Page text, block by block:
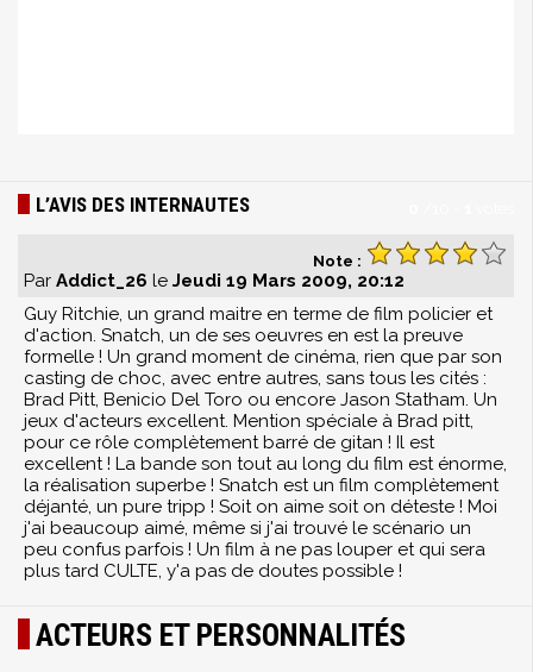
L’AVIS DES INTERNAUTES
Note :
Par Addict_26 le Jeudi 19 Mars 2009, 20:12
Guy Ritchie, un grand maitre en terme de film policier et
d'action. Snatch, un de ses oeuvres en est la preuve
formelle ! Un grand moment de cinéma, rien que par son
casting de choc, avec entre autres, sans tous les cités :
Brad Pitt, Benicio Del Toro ou encore Jason Statham. Un
jeux d'acteurs excellent. Mention spéciale à Brad pitt,
pour ce rôle complètement barré de gitan ! Il est
excellent ! La bande son tout au long du film est énorme,
la réalisation superbe ! Snatch est un film complètement
déjanté, un pure tripp ! Soit on aime soit on déteste ! Moi
j'ai beaucoup aimé, même si j'ai trouvé le scénario un
peu confus parfois ! Un film à ne pas louper et qui sera
plus tard CULTE, y'a pas de doutes possible !
ACTEURS ET PERSONNALITÉS